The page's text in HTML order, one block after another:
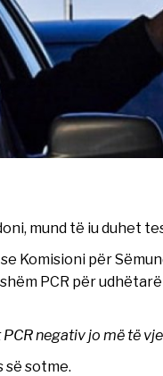
mund të iu duhet
Komisioni për
PCR për
negativ jo më të
së sotme.